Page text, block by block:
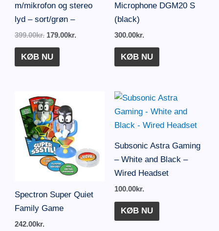
m/mikrofon og stereo
lyd – sort/grøn –
399.00kr. 179.00kr.
KØB NU
Microphone DGM20 S
(black)
300.00kr.
KØB NU
Spectron Super Quiet
Family Game
242.00kr.
Subsonic Astra Gaming
– White and Black –
Wired Headset
100.00kr.
KØB NU